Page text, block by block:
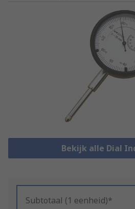
Bekijk alle Dial
Subtotaal (1 eenheid)*